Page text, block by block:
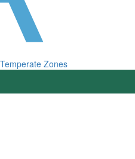
Zones